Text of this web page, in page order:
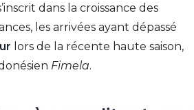
dans la croissance des
les arrivées ayant dépassé
lors de la récente haute saison,
Fimela.